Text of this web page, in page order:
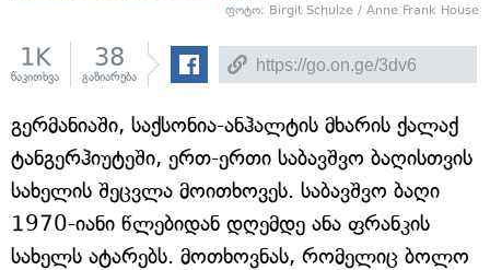
ფოტო: Birgit Schulze / Anne Frank House
1K
წაკითხვა
38
გაზიარება
გერმანიაში, საქსონია-ანჰალტის მხარის ქალაქ
ტანგერჰიუტეში, ერთ-ერთი საბავშვო ბაღისთვის
სახელის შეცვლა მოითხოვეს. საბავშვო ბაღი
1970-იანი წლებიდან დღემდე ანა ფრანკის
სახელს ატარებს. მოთხოვნას, რომელიც ბოლო